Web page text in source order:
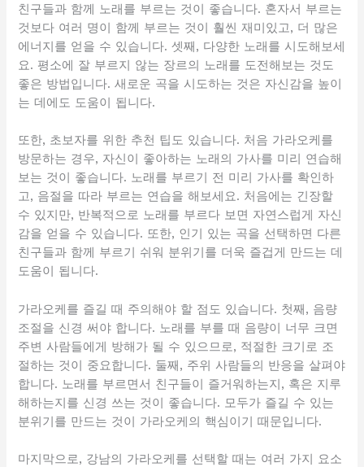
친구들과 함께 노래를 부르는 것이 좋습니다. 혼자서 부르는
것보다 여러 명이 함께 부르는 것이 훨씬 재미있고, 더 많은
에너지를 얻을 수 있습니다. 셋째, 다양한 노래를 시도해보세
요. 평소에 잘 부르지 않는 장르의 노래를 도전해보는 것도
좋은 방법입니다. 새로운 곡을 시도하는 것은 자신감을 높이
는 데에도 도움이 됩니다.
또한, 초보자를 위한 추천 팁도 있습니다. 처음 가라오케를
방문하는 경우, 자신이 좋아하는 노래의 가사를 미리 연습해
보는 것이 좋습니다. 노래를 부르기 전 미리 가사를 확인하
고, 음절을 따라 부르는 연습을 해보세요. 처음에는 긴장할
수 있지만, 반복적으로 노래를 부르다 보면 자연스럽게 자신
감을 얻을 수 있습니다. 또한, 인기 있는 곡을 선택하면 다른
친구들과 함께 부르기 쉬워 분위기를 더욱 즐겁게 만드는 데
도움이 됩니다.
가라오케를 즐길 때 주의해야 할 점도 있습니다. 첫째, 음량
조절을 신경 써야 합니다. 노래를 부를 때 음량이 너무 크면
주변 사람들에게 방해가 될 수 있으므로, 적절한 크기로 조
절하는 것이 중요합니다. 둘째, 주위 사람들의 반응을 살펴야
합니다. 노래를 부르면서 친구들이 즐거워하는지, 혹은 지루
해하는지를 신경 쓰는 것이 좋습니다. 모두가 즐길 수 있는
분위기를 만드는 것이 가라오케의 핵심이기 때문입니다.
마지막으로, 강남의 가라오케를 선택할 때는 여러 가지 요소